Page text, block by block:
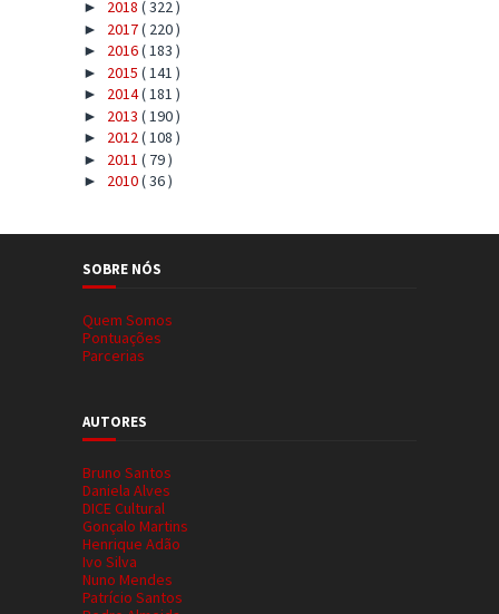
► 2018 ( 322 )
► 2017( 220 )
► 2016( 183 )
► 2015 ( 141 )
► 2014( 181 )
► 2013 ( 190 )
► 2012( 108 )
► 2011 ( 79 )
► 2010( 36 )
SOBRE NÓS
Quem Somos
Pontuações
Parcerias
AUTORES
Bruno Santos
Daniela Alves
DICE Cultural
Gonçalo Martins
Henrique Adão
Ivo Silva
Nuno Mendes
Patrício Santos